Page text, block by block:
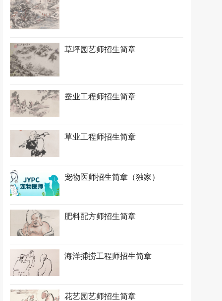
草坪园艺师招生简章
蚕业工程师招生简章
草业工程师招生简章
宠物医师招生简章（独家）
肥料配方师招生简章
海洋捕捞工程师招生简章
花艺园艺师招生简章